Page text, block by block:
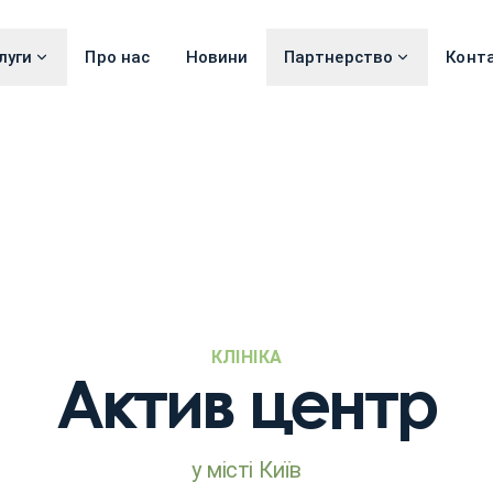
Про нас Новини Партнерство
КЛІНІКА
Актив центр
у місті Київ